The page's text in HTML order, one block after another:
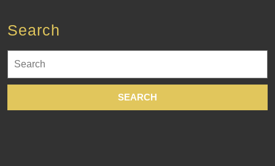
Search
for: